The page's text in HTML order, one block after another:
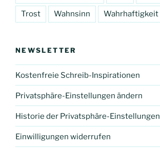
Trost Wahnsinn Wahrhaftigkeit
NEWSLETTER
Kostenfreie Schreib-Inspirationen
Privatsphäre-Einstellungen ändern
Historie der Privatsphäre-Einstellungen
Einwilligungen widerrufen